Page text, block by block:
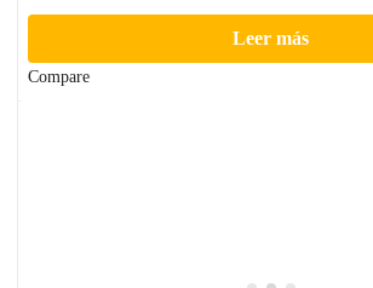
Leer más
Compare